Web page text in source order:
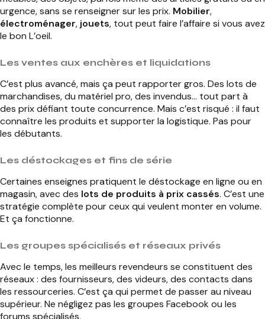
urgence, sans se renseigner sur les prix. Mobilier,
électroménager, jouets, tout peut faire l’affaire si vous avez
le bon L’oeil.
Les ventes aux enchères et liquidations
C’est plus avancé, mais ça peut rapporter gros. Des lots de
marchandises, du matériel pro, des invendus… tout part à
des prix défiant toute concurrence. Mais c’est risqué : il faut
connaître les produits et supporter la logistique. Pas pour
les débutants.
Les déstockages et fins de série
Certaines enseignes pratiquent le déstockage en ligne ou en
magasin, avec des lots de produits à prix cassés. C’est une
stratégie complète pour ceux qui veulent monter en volume.
Et ça fonctionne.
Les groupes spécialisés et réseaux privés
Avec le temps, les meilleurs revendeurs se constituent des
réseaux : des fournisseurs, des videurs, des contacts dans
les ressourceries. C’est ça qui permet de passer au niveau
supérieur. Ne négligez pas les groupes Facebook ou les
forums spécialisés.